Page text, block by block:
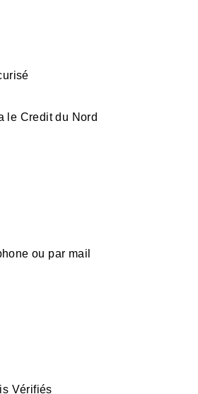
le Credit du Nord
ou par mail
Vérifiés